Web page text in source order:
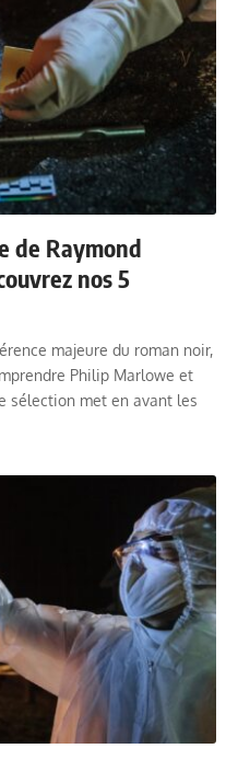
de Raymond
nos 5
majeure du roman noir,
Philip Marlowe et
sélection met en avant les